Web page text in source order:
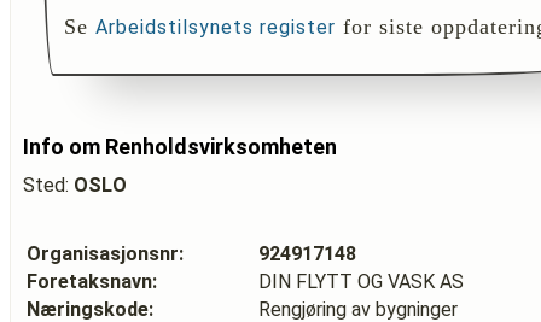
Se Arbeidstilsynets register for siste
Info om Renholdsvirksomheten
Sted: OSLO
Organisasjonsnr:
924917148
Foretaksnavn:
DIN FLYTT OG VASK AS
Næringskode:
Rengjøring av bygninger